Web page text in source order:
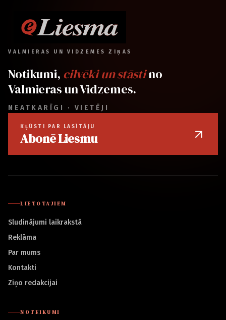
VALMIERAS UN VIDZEMES ZIŅAS
Notikumi, cilvēki un stāstino
Valmieras un Vidzemes.
NEATKARĪGI · VIETĒJI
KĻŪSTI PAR LASĪTĀJU
Abonē Liesmu
LIETOTĀJIEM
Sludinājumi laikrakstā
Reklāma
Par mums
Kontakti
Ziņo redakcijai
NOTEIKUMI